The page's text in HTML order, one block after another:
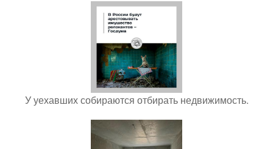
У уехавших собираются отбирать недвижимость.